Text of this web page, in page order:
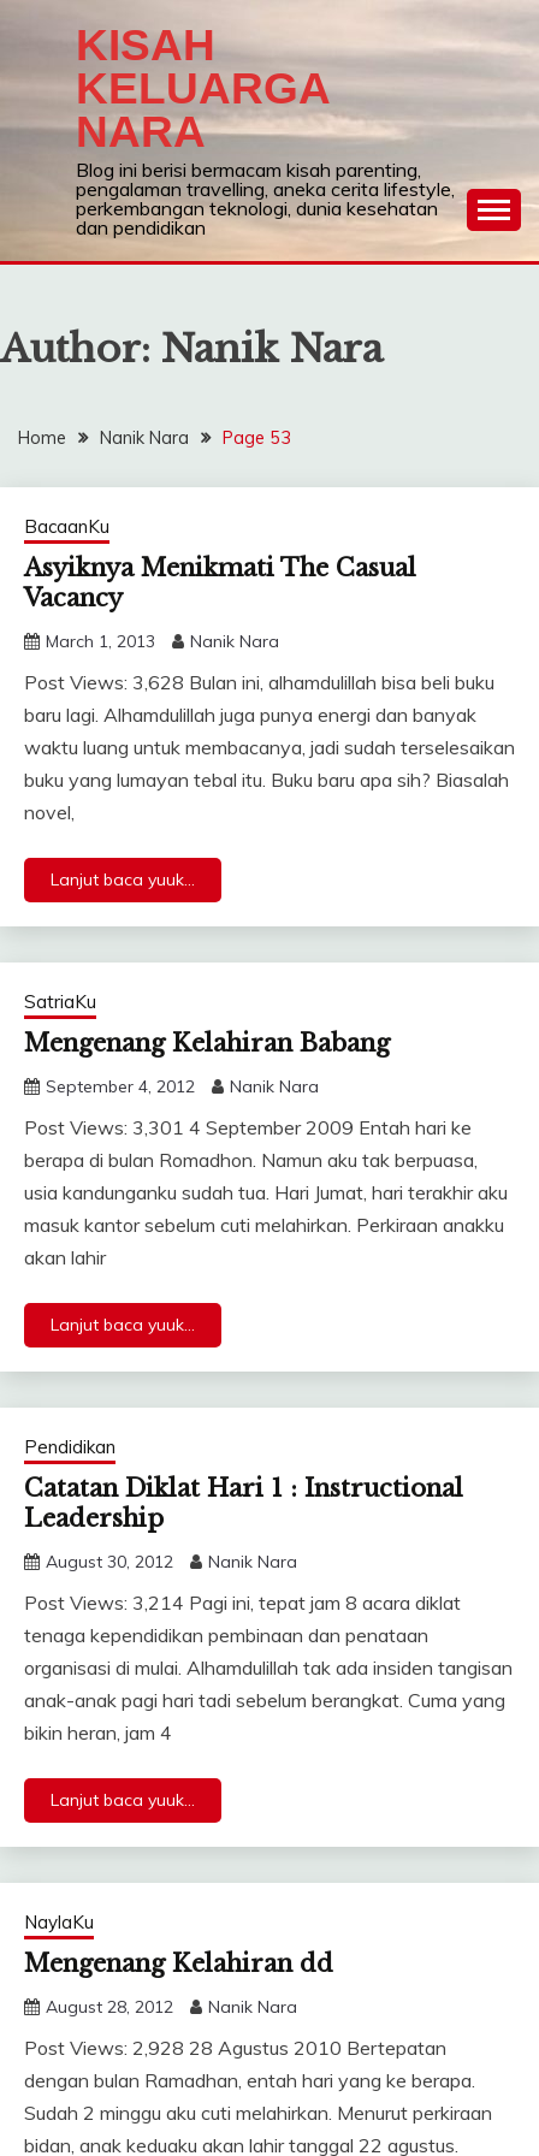
KISAH
KELUARGA
NARA
Blog ini berisi bermacam kisah parenting,
pengalaman travelling, aneka cerita lifestyle,
perkembangan teknologi, dunia kesehatan
dan pendidikan
Author: Nanik Nara
Home Nanik Nara Page 53
BacaanKu
Asyiknya Menikmati The Casual
Vacancy
March 1, 2013 Nanik Nara
Post Views: 3,628 Bulan ini, alhamdulillah bisa beli buku
baru lagi. Alhamdulillah juga punya energi dan banyak
waktu luang untuk membacanya, jadi sudah terselesaikan
buku yang lumayan tebal itu. Buku baru apa sih? Biasalah
novel,
Lanjut baca yuuk...
SatriaKu
Mengenang Kelahiran Babang
September 4, 2012 Nanik Nara
Post Views: 3,301 4 September 2009 Entah hari ke
berapa di bulan Romadhon. Namun aku tak berpuasa,
usia kandunganku sudah tua. Hari Jumat, hari terakhir aku
masuk kantor sebelum cuti melahirkan. Perkiraan anakku
akan lahir
Lanjut baca yuuk...
Pendidikan
Catatan Diklat Hari 1 : Instructional
Leadership
August 30, 2012 Nanik Nara
Post Views: 3,214 Pagi ini, tepat jam 8 acara diklat
tenaga kependidikan pembinaan dan penataan
organisasi di mulai. Alhamdulillah tak ada insiden tangisan
anak-anak pagi hari tadi sebelum berangkat. Cuma yang
bikin heran, jam 4
Lanjut baca yuuk...
NaylaKu
Mengenang Kelahiran dd
August 28, 2012 Nanik Nara
Post Views: 2,928 28 Agustus 2010 Bertepatan
dengan bulan Ramadhan, entah hari yang ke berapa.
Sudah 2 minggu aku cuti melahirkan. Menurut perkiraan
bidan, anak keduaku akan lahir tanggal 22 agustus.